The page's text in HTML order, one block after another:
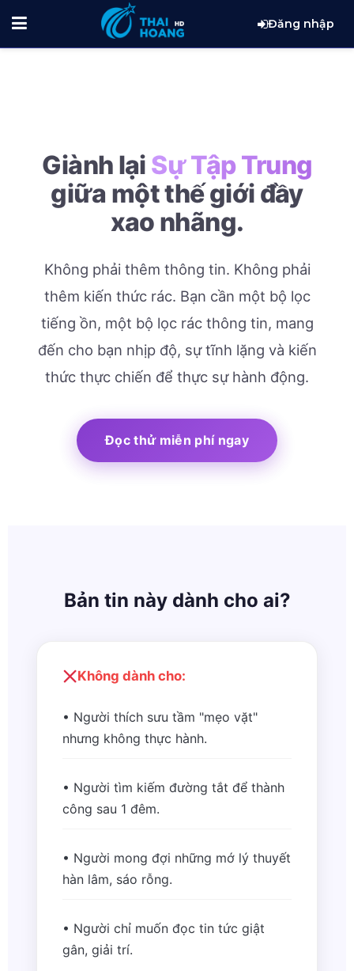
Đăng nhập
Giành lại Sự Tập Trung
giữa một thế giới đầy
xao nhãng.
Không phải thêm thông tin. Không phải
thêm kiến thức rác. Bạn cần một bộ lọc
tiếng ồn, một bộ lọc rác thông tin, mang
đến cho bạn nhịp độ, sự tĩnh lặng và kiến
thức thực chiến để thực sự hành động.
Đọc thử miễn phí ngay
Bản tin này dành cho ai?
Không dành cho:
• Người thích sưu tầm "mẹo vặt"
nhưng không thực hành.
• Người tìm kiếm đường tắt để thành
công sau 1 đêm.
• Người mong đợi những mớ lý thuyết
hàn lâm, sáo rỗng.
• Người chỉ muốn đọc tin tức giật
gân, giải trí.